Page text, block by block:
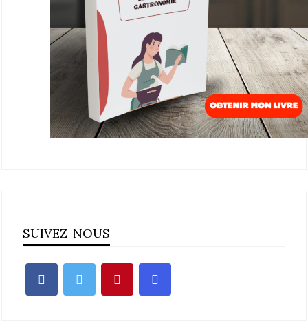
SUIVEZ-NOUS